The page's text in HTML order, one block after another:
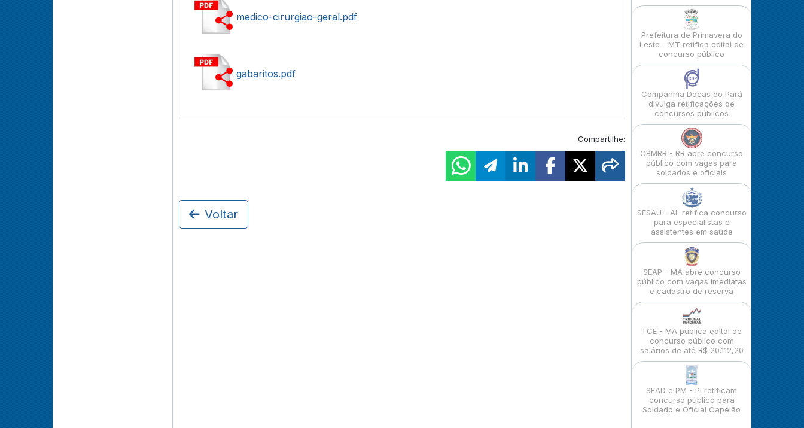
medico-cirurgiao-geral.pdf
gabaritos.pdf
Compartilhe:
Voltar
Prefeitura de Primavera do
Leste - MT retifica edital de
concurso público
Companhia Docas do Pará
divulga retificações de
concursos públicos
CBMRR - RR abre concurso
público com vagas para
soldados e oficiais
SESAU - AL retifica concurso
para especialistas e
assistentes em saúde
SEAP - MA abre concurso
público com vagas imediatas
e cadastro de reserva
TCE - MA publica edital de
concurso público com
salários de até R$ 20.112,20
SEAD e PM - PI retificam
concurso público para
Soldado e Oficial Capelão